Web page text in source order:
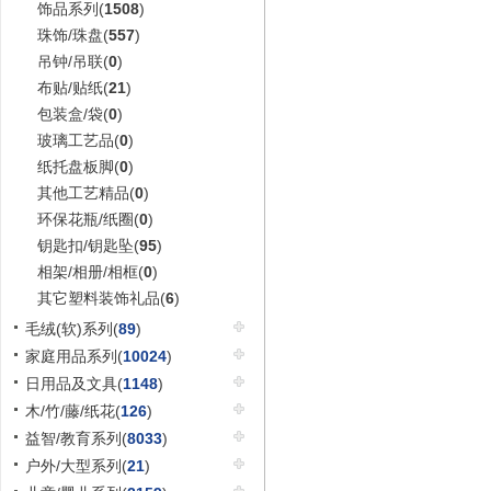
饰品系列(1508)
珠饰/珠盘(557)
吊钟/吊联(0)
布贴/贴纸(21)
包装盒/袋(0)
玻璃工艺品(0)
纸托盘板脚(0)
其他工艺精品(0)
环保花瓶/纸圈(0)
钥匙扣/钥匙坠(95)
相架/相册/相框(0)
其它塑料装饰礼品(6)
毛绒(软)系列(89)
家庭用品系列(10024)
日用品及文具(1148)
木/竹/藤/纸花(126)
益智/教育系列(8033)
户外/大型系列(21)